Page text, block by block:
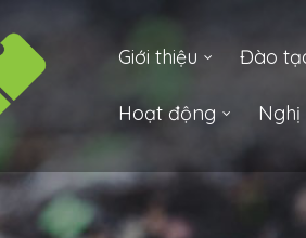
Giới thiệu Đào
Hoạt động